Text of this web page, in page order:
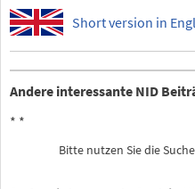
Short version in
Andere interessante NID
* *
Bitte nutzen Sie die